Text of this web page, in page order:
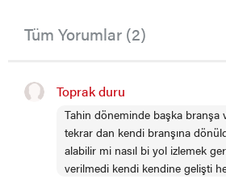
Tüm Yorumlar (2)
Toprak duru
Tahin döneminde başka branşa
tekrar dan kendi branşına
alabilir mi nasıl bi yol izlemek
verilmedi kendi kendine gelişti